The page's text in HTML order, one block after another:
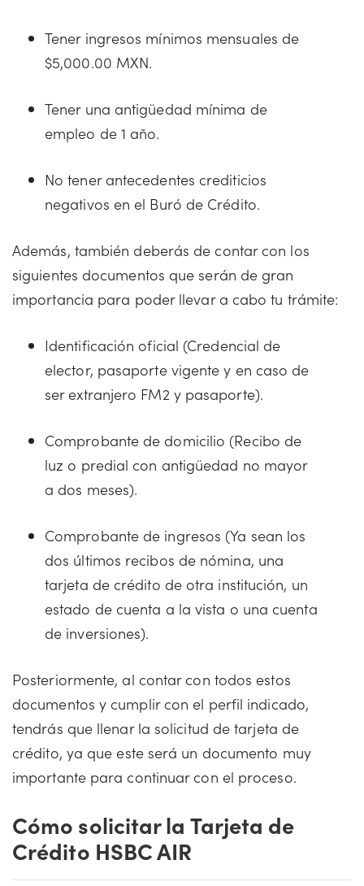
Tener ingresos mínimos mensuales de
$5,000.00 MXN.
Tener una antigüedad mínima de
empleo de 1 año.
No tener antecedentes crediticios
negativos en el Buró de Crédito.
Además, también deberás de contar con los
siguientes documentos que serán de gran
importancia para poder llevar a cabo tu trámite:
Identificación oficial (Credencial de
elector, pasaporte vigente y en caso de
ser extranjero FM2 y pasaporte).
Comprobante de domicilio (Recibo de
luz o predial con antigüedad no mayor
a dos meses).
Comprobante de ingresos (Ya sean los
dos últimos recibos de nómina, una
tarjeta de crédito de otra institución, un
estado de cuenta a la vista o una cuenta
de inversiones).
Posteriormente, al contar con todos estos
documentos y cumplir con el perfil indicado,
tendrás que llenar la solicitud de tarjeta de
crédito, ya que este será un documento muy
importante para continuar con el proceso.
Cómo solicitar la Tarjeta de
Crédito HSBC AIR